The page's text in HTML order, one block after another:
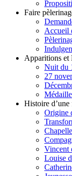
Faire
Accueil
Apparitions et
Nuit du
27
Histoire
Origine
Vincent
Louise